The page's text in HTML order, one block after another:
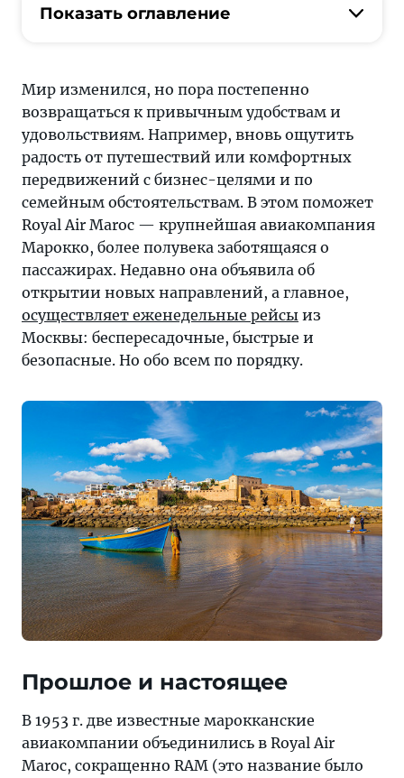
пора
к
привычным
удобствам
и
удовольствиям.
Например,
вновь
ощутить
радость
от
путешествий
или
комфортных
с
и
по
семейным
обстоятельствам
Показать оглавление
Мир изменился, но пора постепенно
возвращаться к привычным удобствам и
удовольствиям. Например, вновь ощутить
радость от путешествий или комфортных
передвижений с бизнес-целями и по
семейным обстоятельствам. В этом поможет
Royal Air Maroc — крупнейшая авиакомпания
Марокко, более полувека заботящаяся о
пассажирах. Недавно она объявила об
открытии новых направлений, а главное,
осуществляет еженедельные рейсы из
Москвы: беспересадочные, быстрые и
безопасные. Но обо всем по порядку.
Прошлое и настоящее
В 1953 г. две известные марокканские
авиакомпании объединились в Royal Air
Maroc, сокращенно RAM (это название было